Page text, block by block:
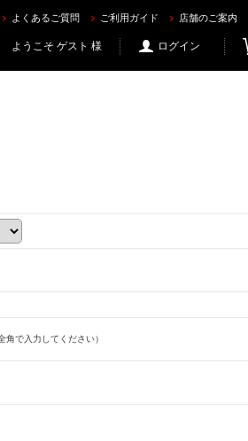
よくあるご質問 ご利用ガイド 店舗のご案内
ようこそ ゲスト 様 ログイン
角で入力してください）